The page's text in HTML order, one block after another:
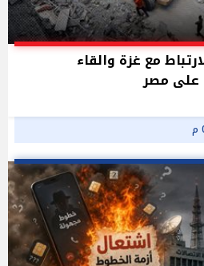
مع غزة والقاء
على مصر